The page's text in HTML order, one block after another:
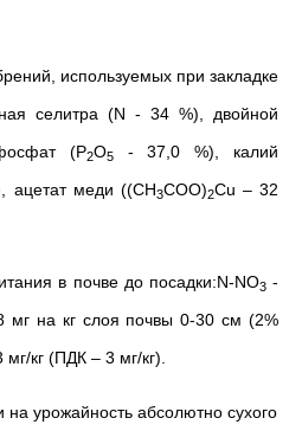
используемых при закладке
селитра (N - 34 %), двойной
(P2O5- 37,0 %), калий
ацетат меди ((CH3COO)2Cu – 32
в почве до посадки:N-NO3-
мг на кг слоя почвы 0-30 см (2%
кг (ПДК – 3 мг/кг).
урожайность абсолютно сухого